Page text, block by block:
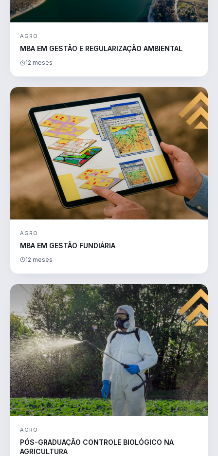
AGRO
MBA EM GESTÃO E REGULARIZAÇÃO AMBIENTAL
12 meses
AGRO
MBA EM GESTÃO FUNDIÁRIA
12 meses
AGRO
PÓS-GRADUAÇÃO CONTROLE BIOLÓGICO NA
AGRICULTURA